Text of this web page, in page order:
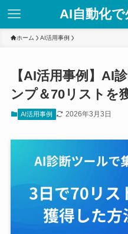
AI自動化
ホーム AI活用事例
【AI活用事例】AI
ンプ＆70リストを
AI活用事例 2026年3月3日